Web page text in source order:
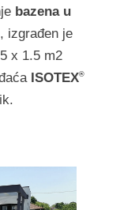
bazena u
izgrađen je
x 1.5 m2
ISOTEX®